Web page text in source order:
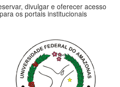
divulgar e oferecer acesso
os portais institucionais